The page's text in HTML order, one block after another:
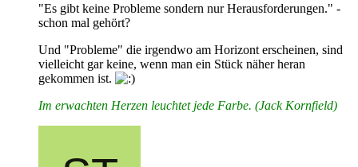
"Es gibt keine Probleme sondern nur Herausforderungen." -
schon mal gehört?
Und "Probleme" die irgendwo am Horizont erscheinen, sind
vielleicht gar keine, wenn man ein Stück näher heran
gekommen ist.
Im erwachten Herzen leuchtet jede Farbe. (Jack Kornfield)